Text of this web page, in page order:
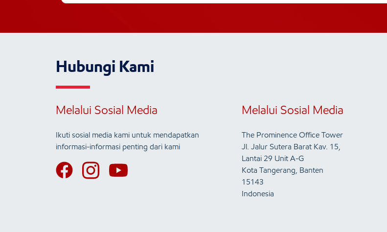
Hubungi Kami
Melalui Sosial Media
Ikuti sosial media kami untuk mendapatkan
informasi-informasi penting dari kami
Melalui Sosial Media
The Prominence Office Tower
Jl. Jalur Sutera Barat Kav. 15,
Lantai 29 Unit A-G
Kota Tangerang, Banten
15143
Indonesia